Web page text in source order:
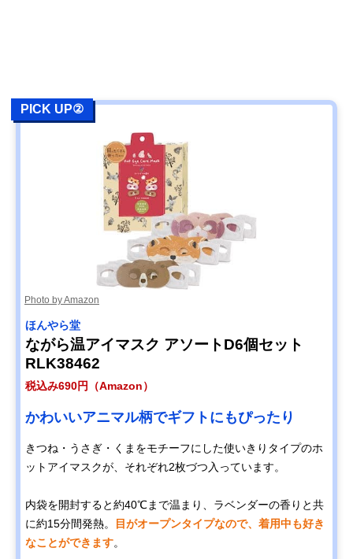
PICK UP②
Photo by Amazon
ほんやら堂
ながら温アイマスク アソートD6個セット
RLK38462
税込み690円（Amazon）
かわいいアニマル柄でギフトにもぴったり
きつね・うさぎ・くまをモチーフにした使いきりタイプのホ
ットアイマスクが、それぞれ2枚づつ入っています。
内袋を開封すると約40℃まで温まり、ラベンダーの香りと共
に約15分間発熱。
目がオープンタイプなので、着用中も好き
なことができます。